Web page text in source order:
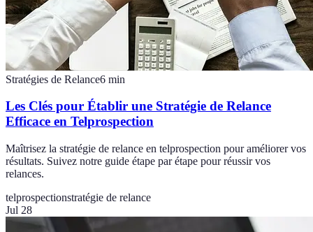
Stratégies de Relance6 min
Les Clés pour Établir une Stratégie de Relance
Efficace en Telprospection
Maîtrisez la stratégie de relance en telprospection pour améliorer vos
résultats. Suivez notre guide étape par étape pour réussir vos
relances.
telprospectionstratégie de relance
Jul 28